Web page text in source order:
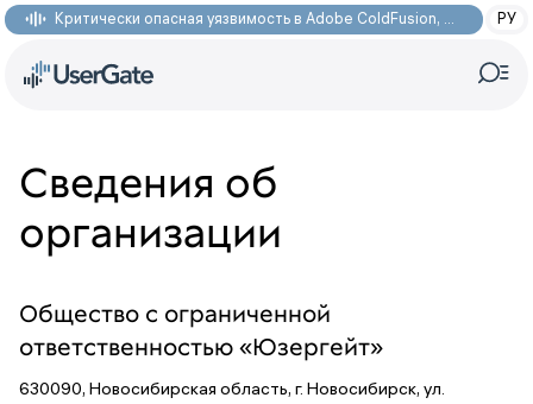
Критически опасная уязвимость в Adobe ColdFusion, позволяющая получить доступ к произвольным файлам: CVE-2026-48282 РУ
Сведения об
организации
Общество с ограниченной
ответственностью «Юзергейт»
630090, Новосибирская область, г. Новосибирск, ул.